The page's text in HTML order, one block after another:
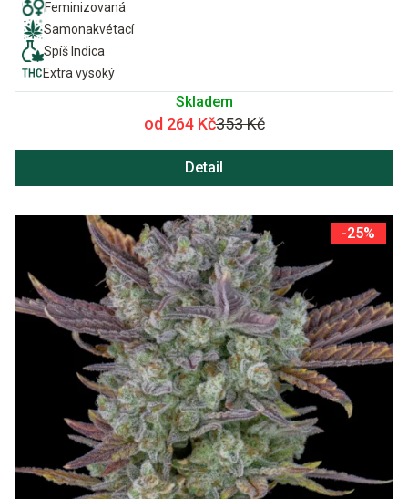
Feminizovaná
Samonakvétací
Spíš Indica
Extra vysoký
Skladem
od 264 Kč353 Kč
Detail
-25%